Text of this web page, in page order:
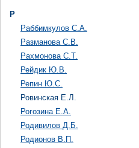
Р
Раббимкулов С.А.
Разманова С.В.
Рахмонова С.Т.
Рейдик Ю.В.
Репин Ю.С.
Ровинская Е.Л.
Рогозина Е.А.
Родивилов Д.Б.
Родионов В.П.